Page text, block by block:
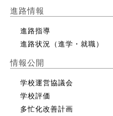
進路情報
進路指導
進路状況（進学・就職）
情報公開
学校運営協議会
学校評価
多忙化改善計画